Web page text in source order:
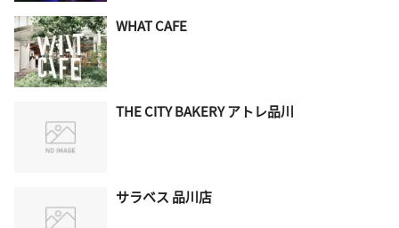
WHAT CAFE
THE CITY BAKERY アトレ品川
サラベス 品川店